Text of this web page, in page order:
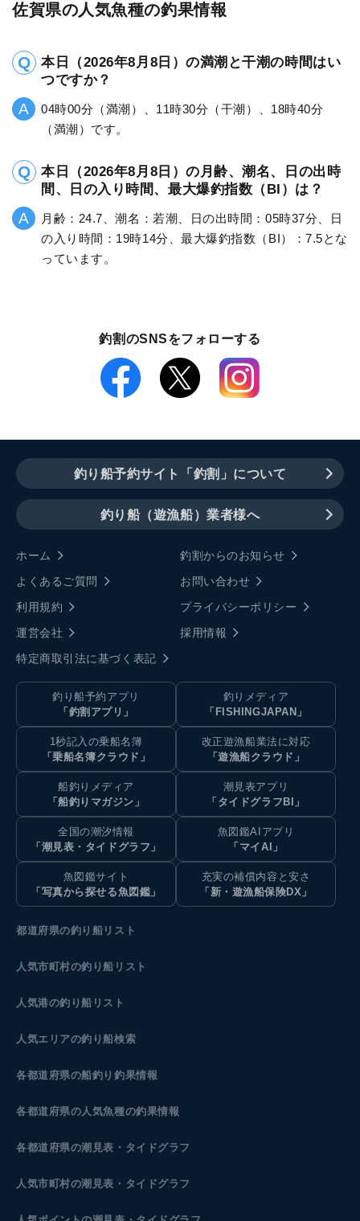
佐賀県の人気魚種の釣果情報
本日（2026年8月8日）の満潮と干潮の時間はい
つですか？
04時00分（満潮）、11時30分（干潮）、18時40分
（満潮）です。
本日（2026年8月8日）の月齢、潮名、日の出時
間、日の入り時間、最大爆釣指数（BI）は？
月齢：24.7、潮名：若潮、日の出時間：05時37分、日
の入り時間：19時14分、最大爆釣指数（BI）：7.5とな
っています。
釣割のSNSをフォローする
釣り船予約サイト「釣割」について
釣り船（遊漁船）業者様へ
ホーム
釣割からのお知らせ
よくあるご質問
お問い合わせ
利用規約
プライバシーポリシー
運営会社
採用情報
特定商取引法に基づく表記
釣り船予約アプリ
「釣割アプリ」
釣りメディア
「FISHINGJAPAN」
1秒記入の乗船名簿
「乗船名簿クラウド」
改正遊漁船業法に対応
「遊漁船クラウド」
船釣りメディア
「船釣りマガジン」
潮見表アプリ
「タイドグラフBI」
全国の潮汐情報
「潮見表・タイドグラフ」
魚図鑑AIアプリ
「マイAI」
魚図鑑サイト
「写真から探せる魚図鑑」
充実の補償内容と安さ
「新・遊漁船保険DX」
都道府県の釣り船リスト
人気市町村の釣り船リスト
人気港の釣り船リスト
人気エリアの釣り船検索
各都道府県の船釣り釣果情報
各都道府県の人気魚種の釣果情報
各都道府県の潮見表 ・タイドグラフ
人気市町村の潮見表・タイドグラフ